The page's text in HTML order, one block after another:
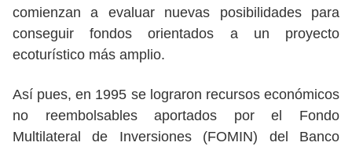
comienzan a evaluar nuevas posibilidades para
conseguir fondos orientados a un proyecto
ecoturístico más amplio.
Así pues, en 1995 se lograron recursos económicos
no reembolsables aportados por el Fondo
Multilateral de Inversiones (FOMIN) del Banco